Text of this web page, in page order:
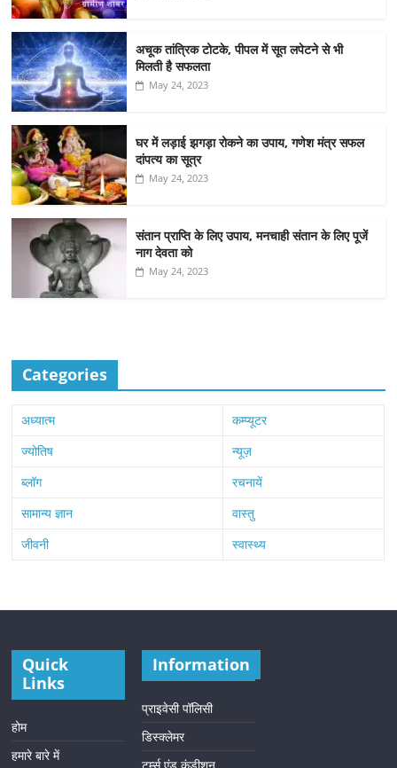
अचूक तांत्रिक टोटके, पीपल में सूत लपेटने से भी
मिलती है सफलता
May 24, 2023
घर में लड़ाई झगड़ा रोकने का उपाय, गणेश मंत्र सफल
दांपत्य का सूत्र
May 24, 2023
संतान प्राप्ति के लिए उपाय, मनचाही संतान के लिए पूजें
नाग देवता को
May 24, 2023
Categories
अध्यात्म
कम्प्यूटर
ज्योतिष
न्यूज़
ब्लॉग
रचनायें
सामान्य ज्ञान
वास्तु
जीवनी
स्वास्थ्य
Quick
Links
होम
हमारे बारे में
Information
प्राइवेसी पॉलिसी
डिस्क्लेमर